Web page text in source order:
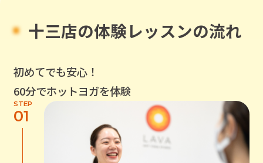
十三店の体験レッスンの流れ
初めてでも安心！
60分でホットヨガを体験
STEP
01